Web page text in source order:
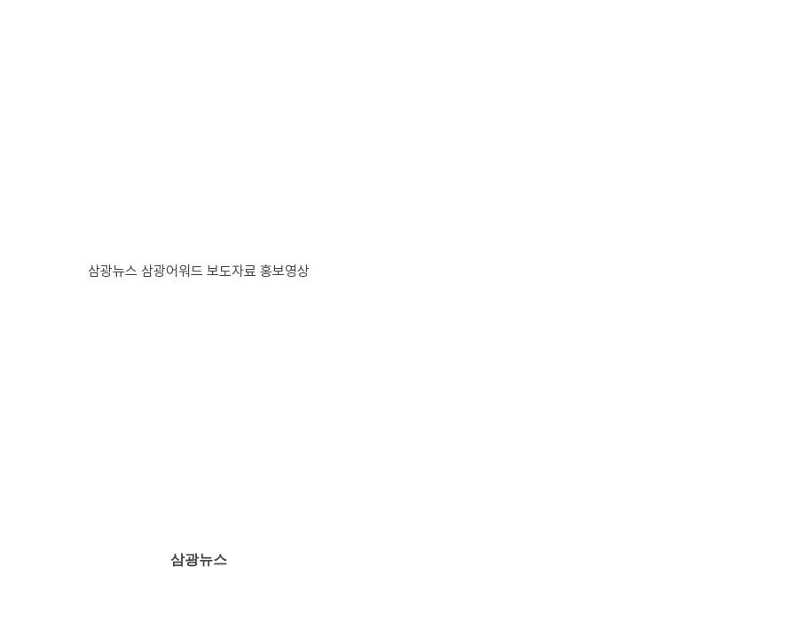
삼광뉴스 삼광어워드 보도자료 홍보영상
삼광뉴스